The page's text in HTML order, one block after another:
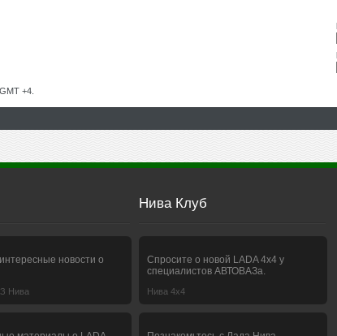
+4.
новости о
Нива
Нива Клуб
Спросите о новой LADA 4x4 у
специалистов АВТОВАЗа.
Нива 4х4